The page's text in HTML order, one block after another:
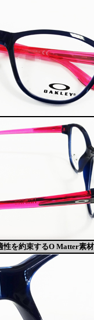
性を約束するO Matter素材